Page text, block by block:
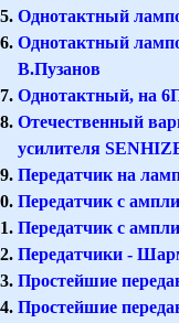
Однотактный
Однотактный
В.Пузанов
Однотактный, на
Отечественный
усилителя
Передатчик на
Передатчик с
Передатчик с
Передатчики -
Простейшие
Простейшие